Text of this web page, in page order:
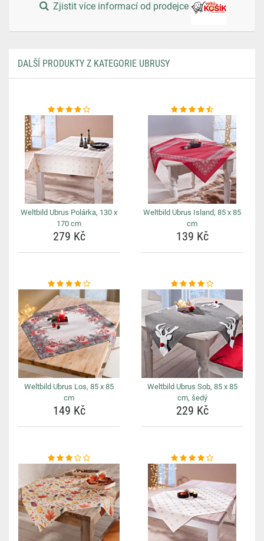
Zjistit více informací od prodejce
DALŠÍ PRODUKTY Z KATEGORIE UBRUSY
Weltbild Ubrus Polárka, 130 x
170 cm
279 Kč
Weltbild Ubrus Island, 85 x 85
cm
139 Kč
Weltbild Ubrus Los, 85 x 85
cm
149 Kč
Weltbild Ubrus Sob, 85 x 85
cm, šedý
229 Kč